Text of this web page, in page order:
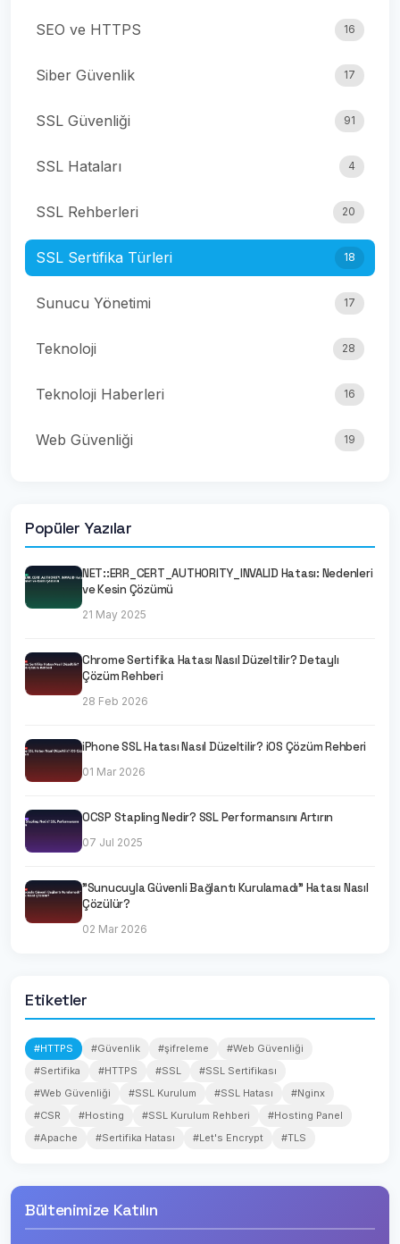
SEO ve HTTPS 16
Siber Güvenlik 17
SSL Güvenliği 91
SSL Hataları 4
SSL Rehberleri 20
SSL Sertifika Türleri 18
Sunucu Yönetimi 17
Teknoloji 28
Teknoloji Haberleri 16
Web Güvenliği 19
Popüler Yazılar
NET::ERR_CERT_AUTHORITY_INVALID Hatası: Nedenleri
ve Kesin Çözümü
21 May 2025
Chrome Sertifika Hatası Nasıl Düzeltilir? Detaylı
Çözüm Rehberi
28 Feb 2026
iPhone SSL Hatası Nasıl Düzeltilir? iOS Çözüm Rehberi
01 Mar 2026
OCSP Stapling Nedir? SSL Performansını Artırın
07 Jul 2025
"Sunucuyla Güvenli Bağlantı Kurulamadı" Hatası Nasıl
Çözülür?
02 Mar 2026
Etiketler
#HTTPS #Güvenlik #şifreleme
#Web Güvenliği
#Sertifika
#HTTPS #SSL
#SSL Sertifikası
#Web Güvenliği
#SSL Kurulum #SSL Hatası
#Nginx
#CSR
#Hosting #SSL Kurulum Rehberi
#Hosting Panel
#Apache
#Sertifika Hatası #Let's Encrypt #TLS
Bültenimize Katılın